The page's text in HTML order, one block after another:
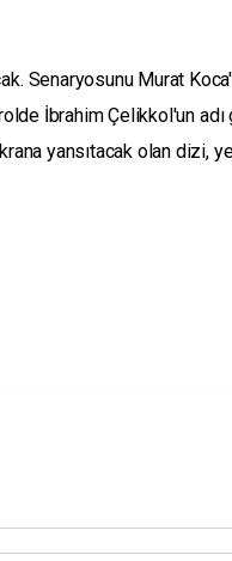
Senaryosunu Murat
İbrahim Çelikkol'un adı
yansıtacak olan dizi,